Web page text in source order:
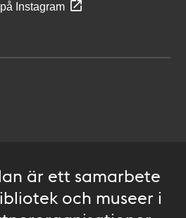
Instagram
är ett samarbete
och museer i